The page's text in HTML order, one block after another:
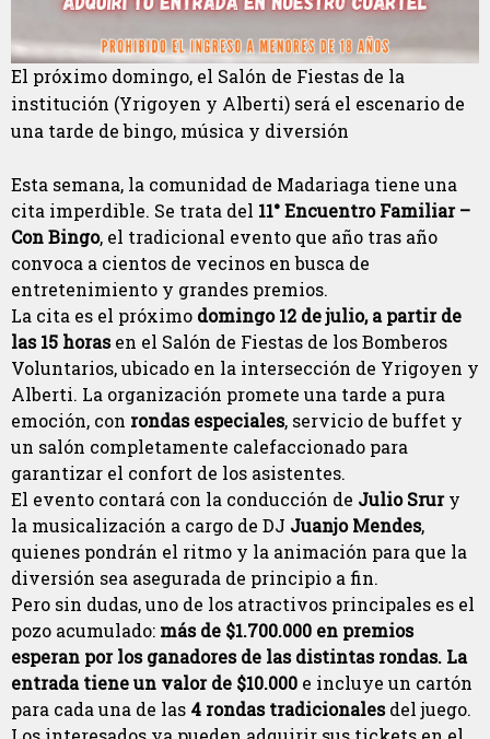
El próximo domingo, el Salón de Fiestas de la
institución (Yrigoyen y Alberti) será el escenario de
una tarde de bingo, música y diversión
Esta semana, la comunidad de Madariaga tiene una
cita imperdible. Se trata del 11° Encuentro Familiar –
Con Bingo, el tradicional evento que año tras año
convoca a cientos de vecinos en busca de
entretenimiento y grandes premios.
La cita es el próximo domingo 12 de julio, a partir de
las 15 horasen el Salón de Fiestas de los Bomberos
Voluntarios, ubicado en la intersección de Yrigoyen y
Alberti. La organización promete una tarde a pura
emoción, con rondas especiales, servicio de buffet y
un salón completamente calefaccionado para
garantizar el confort de los asistentes.
El evento contará con la conducción de Julio Srury
la musicalización a cargo de DJ Juanjo Mendes,
quienes pondrán el ritmo y la animación para que la
diversión sea asegurada de principio a fin.
Pero sin dudas, uno de los atractivos principales es el
pozo acumulado: más de $1.700.000 en premios
esperan por los ganadores de las distintas rondas. La
entrada tiene un valor de $10.000 e incluye un cartón
para cada una de las 4 rondas tradicionalesdel juego.